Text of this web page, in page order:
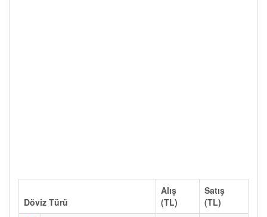
Döviz Türü
Alış
(TL)
Satış
(TL)